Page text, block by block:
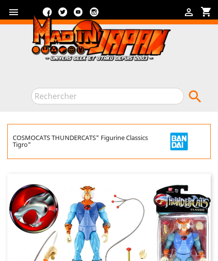
 shopping_cart

FacebookTwitterYouTube

COSMOCATS THUNDERCATS" Figurine Classics
Tigro"